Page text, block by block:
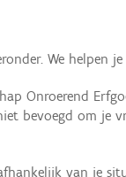
We helpen je
Onroerend
bevoegd om je
van je